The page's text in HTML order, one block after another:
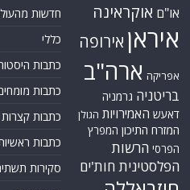
או"ם אוקראינה
איראן אירופה
אפריקה ארה"ב
בריטניה גרמניה
דאעש האמירויות הגולן
המזרח התיכון המפרץ
הפרסי הרשות
הפלסטינית חות'ים
חדשות
כללי
כתבות
כתבות
כתבות קצרות
כתבות
סקירות